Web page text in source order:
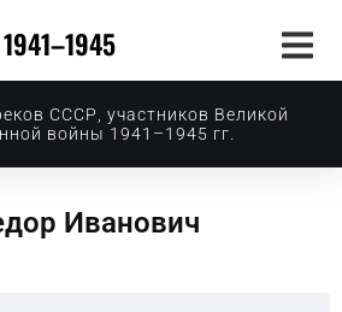
СССР, участников Великой
войны 1941–1945 гг.
Иванович